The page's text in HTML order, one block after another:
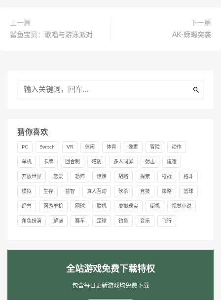
上一篇
鲨鱼宝贝：歌唱与游泳派对
下一篇
AK-蝾螈突袭
猜你喜欢
PC Switch VR 休闲 体育 像素 冒险 动作
单机 卡牌 回合制 塔防 多人同屏 射击 建造
开放世界 恋爱 恐怖 惊悚 战略 探索 枪战 格斗
模拟 生存 益智 真人互动 砍杀 竞技 策略 篮球
经营 网游单机 网球 联机 虚拟现实 街机 视觉小说
角色扮演 解谜 赛车 足球 钓鱼 音乐 飞行
全站游戏免费下载特权
包含每日更新游戏均免费下载